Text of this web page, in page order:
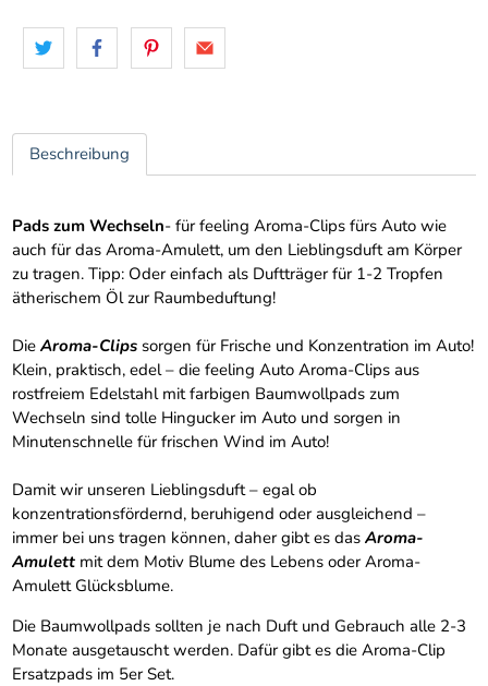
Beschreibung
Pads zum Wechseln- für feeling Aroma-Clips fürs Auto wie
auch für das Aroma-Amulett, um den Lieblingsduft am Körper
zu tragen. Tipp: Oder einfach als Duftträger für 1-2 Tropfen
ätherischem Öl zur Raumbeduftung!
DieAroma-Clips sorgen für Frische und Konzentration im Auto!
Klein, praktisch, edel – die feeling Auto Aroma-Clips aus
rostfreiem Edelstahl mit farbigen Baumwollpads zum
Wechseln sind tolle Hingucker im Auto und sorgen in
Minutenschnelle für frischen Wind im Auto!
Damit wir unseren Lieblingsduft – egal ob
konzentrationsfördernd, beruhigend oder ausgleichend –
immer bei uns tragen können, daher gibt es dasAroma-
Amulett mit dem Motiv Blume des Lebens oder Aroma-
Amulett Glücksblume.
Die Baumwollpads sollten je nach Duft und Gebrauch alle 2-3
Monate ausgetauscht werden. Dafür gibt es die Aroma-Clip
Ersatzpads im 5er Set.